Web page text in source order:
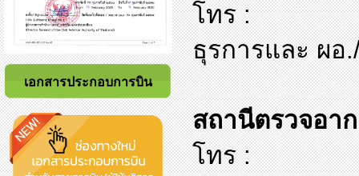
เอกสารประกอบการบิน
โทร :
ธุรการและ ผอ
สถานีตรวจอา
โทร :